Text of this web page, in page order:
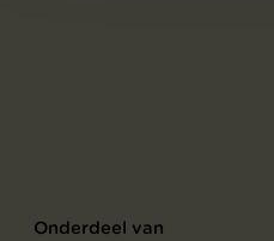
Onderdeel van